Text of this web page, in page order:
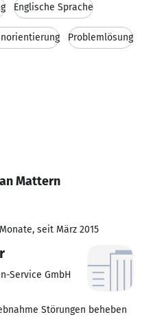
Englische Sprache
Problemlösung
Mattern
seit März 2015
Service GmbH
Störungen beheben